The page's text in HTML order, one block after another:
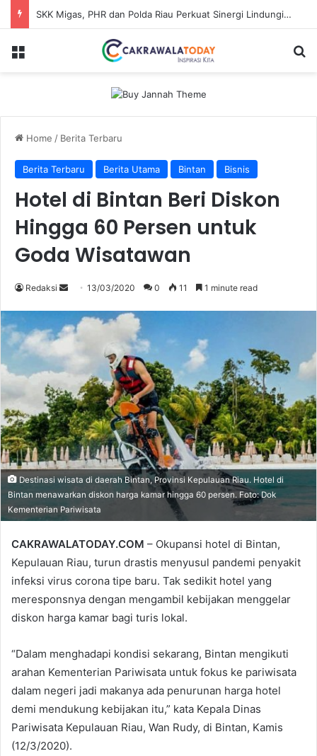
SKK Migas, PHR dan Polda Riau Perkuat Sinergi Lindungi Aset Negara demi Menjaga Ketahanan Energi Nasional
Menu
Home / Berita Terbaru
Berita Terbaru Berita Utama Bintan Bisnis
Hotel di Bintan Beri Diskon
Hingga 60 Persen untuk
Goda Wisatawan
Redaksi
Send
email
13/03/2020 0 11 1 minute read
Destinasi wisata di daerah Bintan, Provinsi Kepulauan Riau. Hotel di
Bintan menawarkan diskon harga kamar hingga 60 persen. Foto: Dok
Kementerian Pariwisata
CAKRAWALATODAY.COM – Okupansi hotel di Bintan,
Kepulauan Riau, turun drastis menyusul pandemi penyakit
infeksi virus corona tipe baru. Tak sedikit hotel yang
meresponsnya dengan mengambil kebijakan menggelar
diskon harga kamar bagi turis lokal.
“Dalam menghadapi kondisi sekarang, Bintan mengikuti
arahan Kementerian Pariwisata untuk fokus ke pariwisata
dalam negeri jadi makanya ada penurunan harga hotel
demi mendukung kebijakan itu,” kata Kepala Dinas
Pariwisata Kepulauan Riau, Wan Rudy, di Bintan, Kamis
(12/3/2020).